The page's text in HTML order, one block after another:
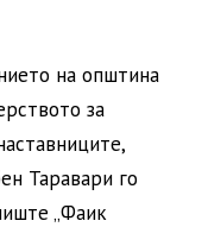
на општина
за
Таравари го
„Фаик